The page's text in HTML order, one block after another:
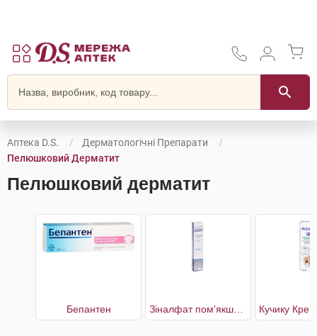
Аптека D.S.
Дерматологічні Препарати
Пелюшковий Дерматит
Пелюшковий дерматит
Бепантен